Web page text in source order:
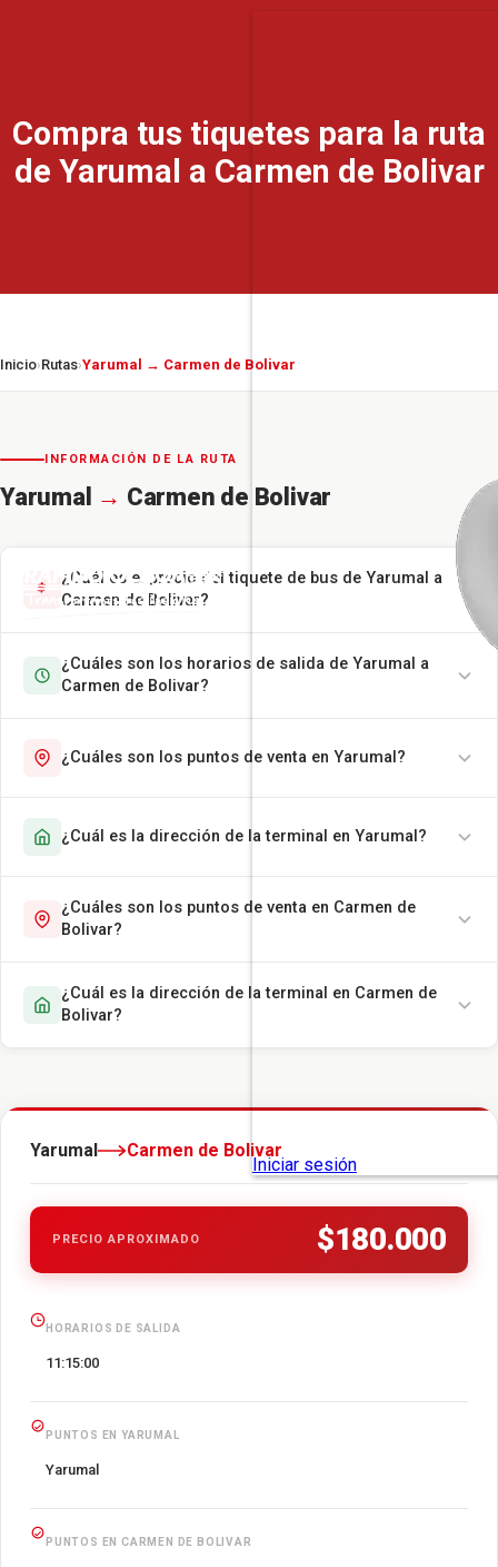
Compra tus tiquetes para la ruta
de Yarumal a Carmen de Bolivar
Inicio›Rutas›Yarumal → Carmen de Bolivar
INFORMACIÓN DE LA RUTA
Yarumal → Carmen de Bolivar
¿Cuál es el precio del tiquete de bus de Yarumal a
Carmen de Bolivar?
¿Cuáles son los horarios de salida de Yarumal a
Carmen de Bolivar?
¿Cuáles son los puntos de venta en Yarumal?
¿Cuál es la dirección de la terminal en Yarumal?
¿Cuáles son los puntos de venta en Carmen de
Bolivar?
¿Cuál es la dirección de la terminal en Carmen de
Bolivar?
Yarumal Carmen de Bolivar
PRECIO APROXIMADO $180.000
HORARIOS DE SALIDA
11:15:00
PUNTOS EN YARUMAL
Yarumal
PUNTOS EN CARMEN DE BOLIVAR